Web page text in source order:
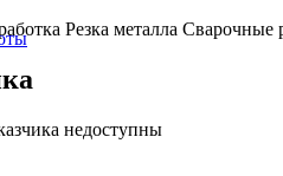
Резка металла Сварочные
недоступны